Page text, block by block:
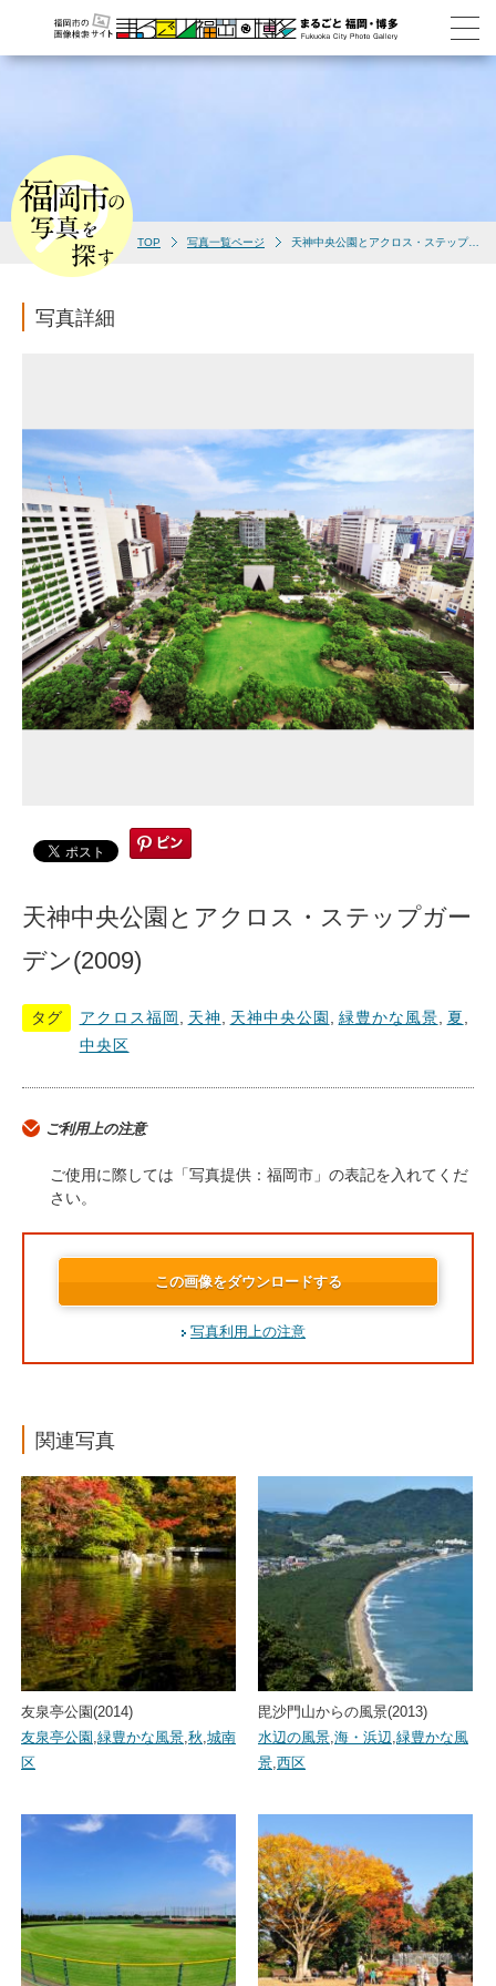
TOP 写真一覧ページ 天神中央公園とアクロス・ステップガーデン(2009)
写真詳細
天神中央公園とアクロス・ステップガー
デン(2009)
タグ アクロス福岡 天神 天神中央公園 緑豊かな風景 夏
中央区
ご利用上の注意
ご使用に際しては「写真提供：福岡市」の表記を入れてくだ
さい。
この画像をダウンロードする
写真利用上の注意
関連写真
友泉亭公園(2014)
友泉亭公園 ,緑豊かな風景,秋,城南
区
毘沙門山からの風景(2013)
水辺の風景,海・浜辺,緑豊かな風
景,西区